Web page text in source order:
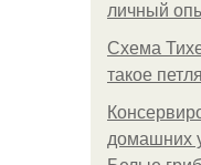
личный
Схема
такое
домашних